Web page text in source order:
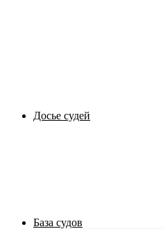
Досье судей
База судов